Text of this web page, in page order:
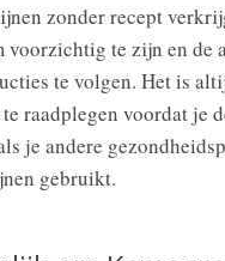
zonder recept
te zijn en de
te volgen. Het is
raadplegen voordat je
je andere
gebruikt.